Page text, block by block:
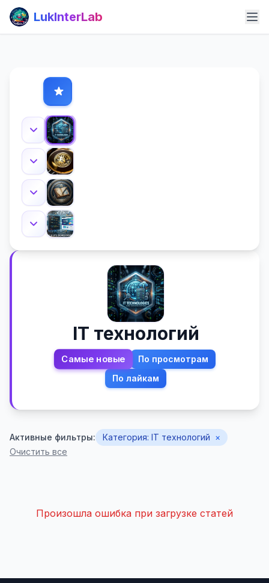
LukInterLab
IT технологий
Самые новые
По просмотрам
По лайкам
Активные фильтры: Категория: IT технологий ×
Очистить все
Произошла ошибка при загрузке статей